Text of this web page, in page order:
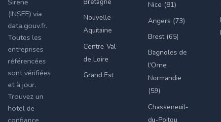
Sirene
(INSEE) via
data.gouv.fr.
Toutes les
entreprises
référencées
sont vérifiées
et à jour.
Trouvez un
hotel de
Nouvelle-
Aquitaine
Centre-Val
de Loire
Grand Est
Nice (81)
Angers (73)
Brest (65)
Bagnoles de
l'Orne
Normandie
(59)
Chasseneuil-
du-Poitou